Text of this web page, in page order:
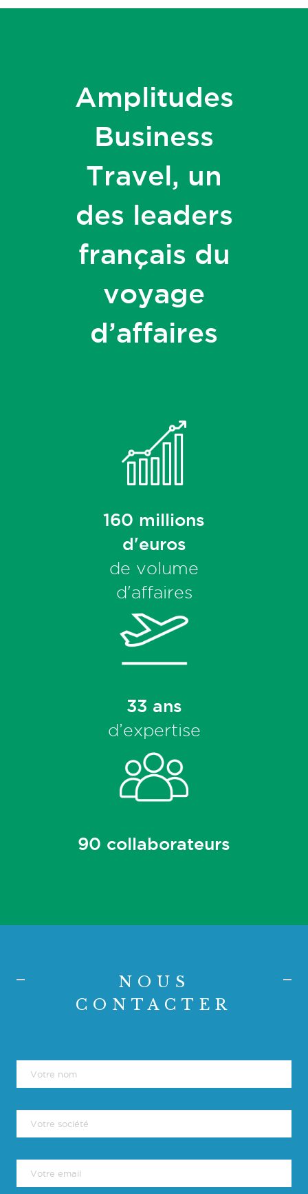
Amplitudes
Business
Travel, un
des leaders
français du
voyage
d’affaires
160 millions
d'euros
de volume
d'affaires
33 ans
d’expertise
90 collaborateurs
NOUS
CONTACTER